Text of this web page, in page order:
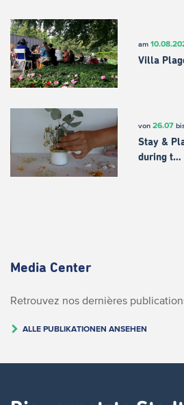
am
Villa
von 26.07
Stay &
during t…
Media Center
Retrouvez nos dernières
ALLE PUBLIKATIONEN ANSEHEN